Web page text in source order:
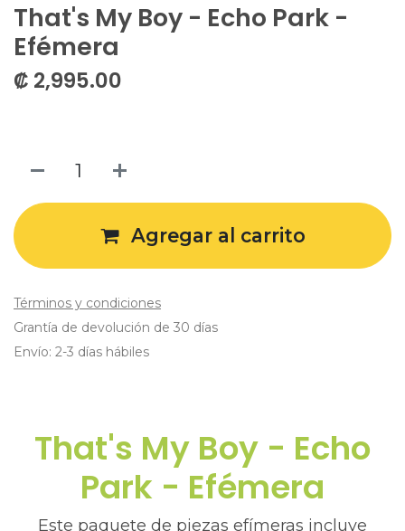
That's My Boy - Echo Park -
Efémera
₡ 2,995.00
Agregar al carrito
Términos y condiciones
Grantía de devolución de 30 días
Envío: 2-3 días hábiles
That's My Boy - Echo
Park - Efémera
Este paquete de piezas efímeras incluye